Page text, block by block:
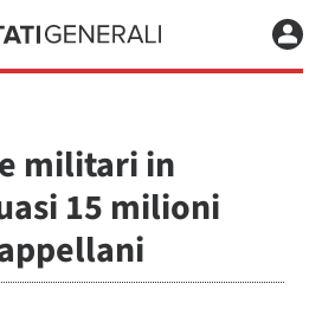
militari in
15 milioni